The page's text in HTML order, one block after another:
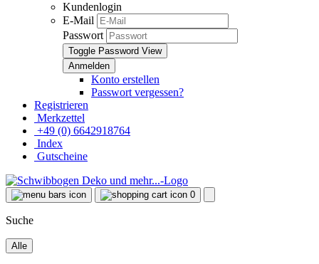
Kundenlogin
E-Mail
Passwort
Toggle Password View
Konto erstellen
Passwort vergessen?
Registrieren
Merkzettel
+49 (0) 6642918764
Index
Gutscheine
0
Suche
Alle